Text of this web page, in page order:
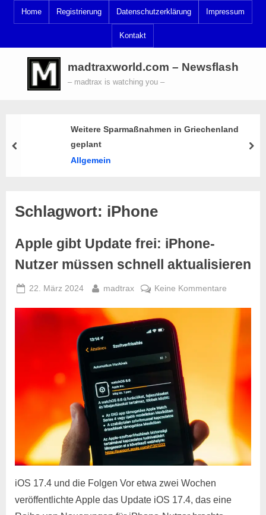
Home Registrierung Datenschutzerklärung Impressum
Kontakt
madtraxworld.com – Newsflash
– madtrax is watching you –
Weitere Sparmaßnahmen in Griechenland
geplant
Allgemein
prev
Schlagwort: iPhone
Apple gibt Update frei: iPhone-
Nutzer müssen schnell aktualisieren
Posted
22. März 2024 By
madtrax Keine Kommentarezu
iOS 17.4 und die Folgen Vor etwa zwei Wochen
veröffentlichte Apple das Update iOS 17.4, das eine